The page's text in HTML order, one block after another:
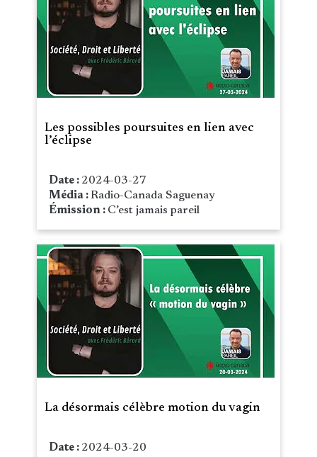
Les possibles poursuites en lien avec
l’éclipse
Date : 2024-03-27
Média :Radio-Canada Saguenay
Émission : C’est jamais pareil
La désormais célèbre motion du vagin
Date : 2024-03-20